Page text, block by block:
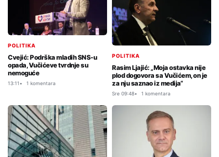
POLITIKA
Cvejić: Podrška mladih SNS-u
opada, Vučićeve tvrdnje su
nemoguće
13:11 1 komentara
POLITIKA
Rasim Ljajić: „Moja ostavka nije
plod dogovora sa Vučićem, on je
za nju saznao iz medija“
Sre 09:48 1 komentara